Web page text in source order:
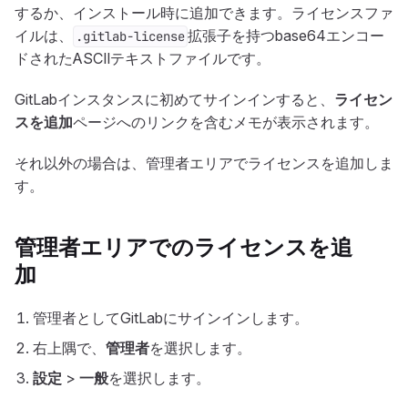
するか、インストール時に追加できます。ライセンスファ
イルは、
.gitlab-license拡張子を持つbase64エンコー
ドされたASCIIテキストファイルです。
GitLabインスタンスに初めてサインインすると、 ライセン
スを追加ページへのリンクを含むメモが表示されます。
それ以外の場合は、管理者エリアでライセンスを追加しま
す。
管理者エリアでのライセンスを追
加
管理者としてGitLabにサインインします。
右上隅で、 管理者を選択します。
設定 > 一般を選択します。